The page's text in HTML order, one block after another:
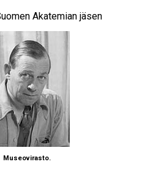
Akatemian jäsen
Museovirasto.